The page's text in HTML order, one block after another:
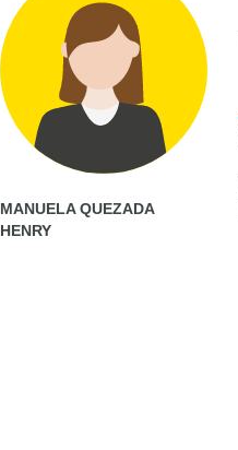
MANUELA QUEZADA
HENRY